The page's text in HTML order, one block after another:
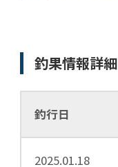
釣果情報詳細
釣行日
2025.01.18